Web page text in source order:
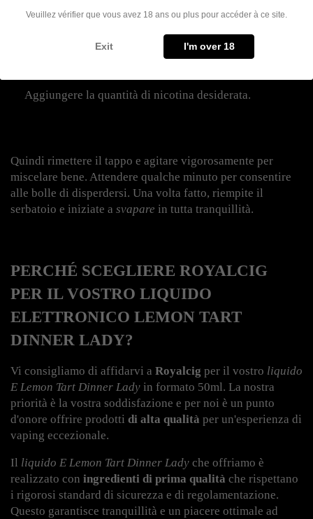
Rimuovere il tappo di sicurezza.
Aggiungere la quantità di nicotina desiderata.
Quindi rimettere il tappo e agitare vigorosamente per
miscelare bene. Attendere qualche minuto per consentire
alle bolle di disperdersi. Una volta fatto, riempite il
serbatoio e iniziate a svapare in tutta tranquillità.
PERCHÉ SCEGLIERE ROYALCIG
PER IL VOSTRO LIQUIDO
ELETTRONICO LEMON TART
DINNER LADY?
Vi consigliamo di affidarvi a Royalcig per il vostro liquido
E Lemon Tart Dinner Lady in formato 50ml. La nostra
priorità è la vostra soddisfazione e per noi è un punto
d'onore offrire prodotti di alta qualità per un'esperienza di
vaping eccezionale.
Il liquido E Lemon Tart Dinner Lady che offriamo è
realizzato con ingredienti di prima qualità che rispettano
i rigorosi standard di sicurezza e di regolamentazione.
Questo garantisce tranquillità e un piacere ottimale ad
Veuillez vérifier que vous avez 18 ans ou plus pour accéder à ce site.
Exit I'm over 18